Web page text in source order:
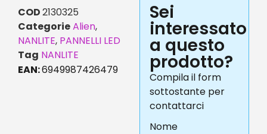
COD2130325
CategorieAlien,
NANLITE, PANNELLI LED
Tag NANLITE
EAN:6949987426479
Sei
interessato
a questo
prodotto?
Compila il form
sottostante per
contattarci
Nome